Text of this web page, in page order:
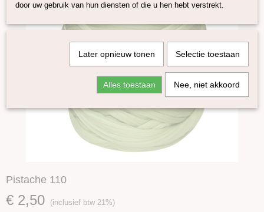
Pistache 110
€ 2,50 (inclusief btw 21%)
door uw gebruik van hun diensten of die u hen hebt verstrekt.
Later opnieuw tonen Selectie toestaan
Alles toestaan Nee, niet akkoord